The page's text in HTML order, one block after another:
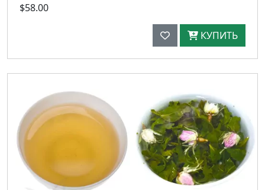
$58.00
КУПИТЬ